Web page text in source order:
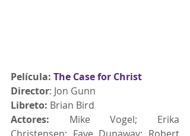
Película: The Case for Christ
Director: Jon Gunn
Libreto: Brian Bird
Actores: Mike Vogel; Erika